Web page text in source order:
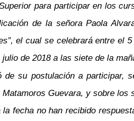
para participar en los
de la señora Paola
el cual se celebrará entre el
de 2018 a las siete de la
su postulación a participar,
Guevara, y sobre los
fecha no han recibido